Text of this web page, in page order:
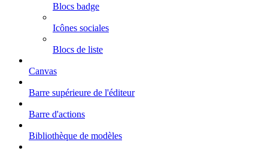
Blocs badge
Icônes sociales
Blocs de liste
Canvas
Barre supérieure de l'éditeur
Barre d'actions
Bibliothèque de modèles